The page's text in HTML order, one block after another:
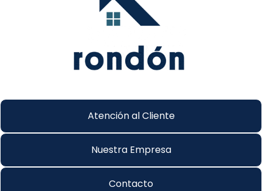
Atención al Cliente
Nuestra Empresa
Contacto